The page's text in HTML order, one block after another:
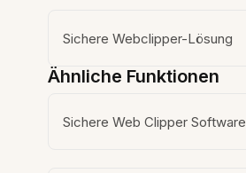
Sichere Webclipper-Lösung
Ähnliche Funktionen
Sichere Web Clipper Software